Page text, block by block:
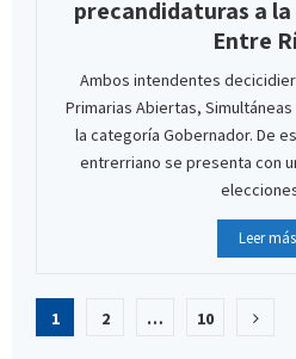
precandidaturas a
Entre
Ambos intendentes
Primarias Abiertas,
la categoría Gobernador. De
entrerriano se presenta con
Leer más
Paginación
1 2 … 10